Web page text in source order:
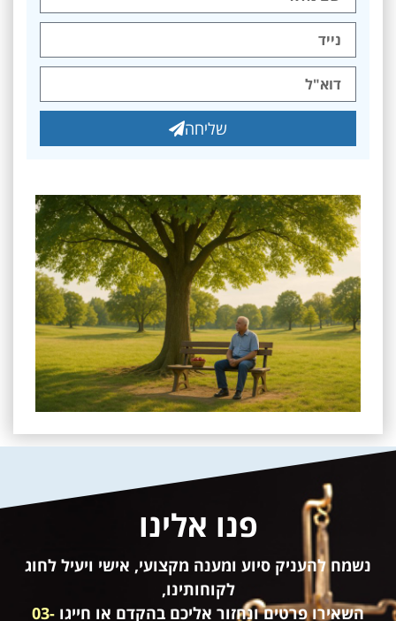
שליחה
פנו אלינו
נשמח להעניק סיוע ומענה מקצועי, אישי ויעיל לחוג
לקוחותינו,
השאירו פרטים ונחזור אליכם בהקדם או חייגו 03-